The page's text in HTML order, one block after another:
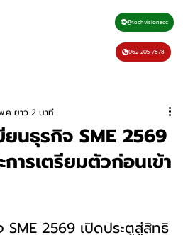
@techvisionacc
062-205-7878
ยนธุรกิจ SME 2569
ารเตรียมตัวก่อนเข้า
.ค.ยาว 2 นาที
าว
SME 2569 เปิดประตูสู่สิทธิ